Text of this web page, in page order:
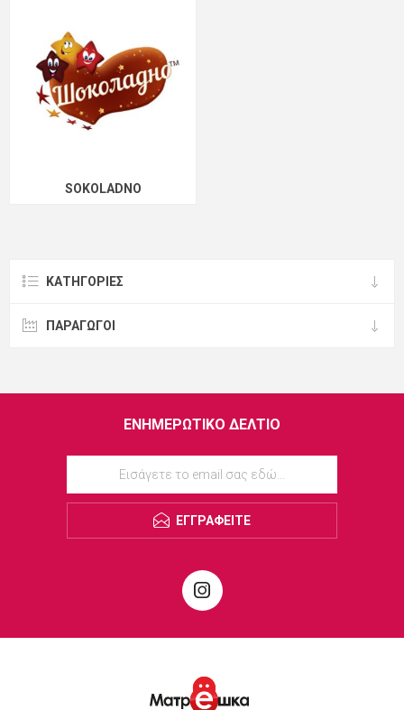
SOKOLADNO
ΚΑΤΗΓΟΡΊΕΣ
ΠΑΡΑΓΩΓΟΙ
ΕΝΗΜΕΡΩΤΙΚΌ ΔΕΛΤΊΟ
ΕΓΓΡΑΦΕΊΤΕ